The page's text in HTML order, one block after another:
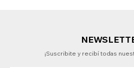
¡Suscribite y recibí todas